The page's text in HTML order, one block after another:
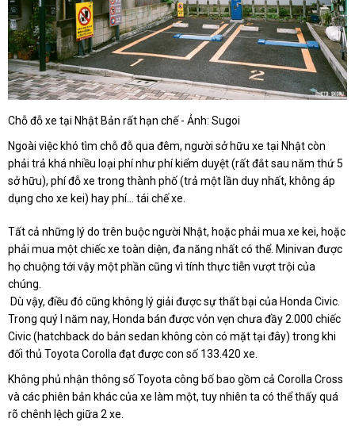
Chỗ đỗ xe tại Nhật Bản rất hạn chế - Ảnh: Sugoi
Ngoài việc khó tìm chỗ đỗ qua đêm, người sở hữu xe tại Nhật còn
phải trả khá nhiều loại phí như phí kiểm duyệt (rất đắt sau năm thứ 5
sở hữu), phí đỗ xe trong thành phố (trả một lần duy nhất, không áp
dụng cho xe kei) hay phí... tái chế xe.
Tất cả những lý do trên buộc người Nhật, hoặc phải mua xe kei, hoặc
phải mua một chiếc xe toàn diện, đa năng nhất có thể. Minivan được
họ chuộng tới vậy một phần cũng vì tính thực tiễn vượt trội của
chúng.
Dù vậy, điều đó cũng không lý giải được sự thất bại của Honda Civic.
Trong quý I năm nay, Honda bán được vỏn vẹn chưa đầy 2.000 chiếc
Civic (hatchback do bản sedan không còn có mặt tại đây) trong khi
đối thủ Toyota Corolla đạt được con số 133.420 xe.
Không phủ nhận thông số Toyota công bố bao gồm cả Corolla Cross
và các phiên bản khác của xe làm một, tuy nhiên ta có thể thấy quá
rõ chênh lệch giữa 2 xe.